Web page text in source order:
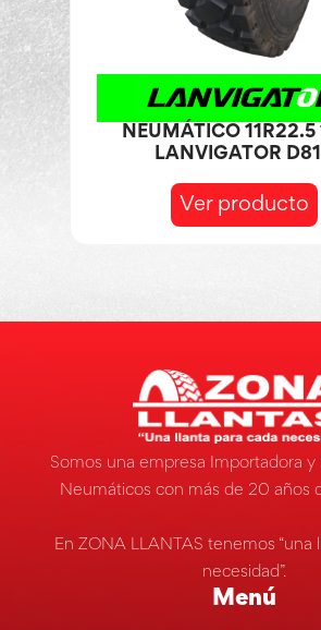
NEUMÁTICO 11R22.5
LANVIGATOR
Ver producto
Somos una empresa Importadora y
Neumáticos con más de 20 años
En ZONA LLANTAS tenemos “una
necesidad”.
Menú